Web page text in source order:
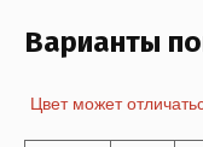
Варианты
Цвет может